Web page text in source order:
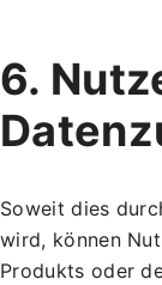
6.
Soweit dies
wird, können
Produkts oder